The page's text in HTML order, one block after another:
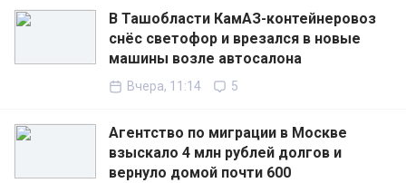
В Ташобласти КамАЗ-контейнеровоз
снёс светофор и врезался в новые
машины возле автосалона
Вчера, 11:14 5
Агентство по миграции в Москве
взыскало 4 млн рублей долгов и
вернуло домой почти 600